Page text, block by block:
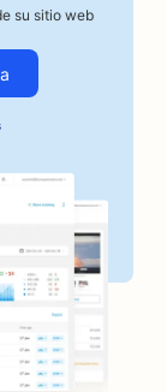
su sitio web